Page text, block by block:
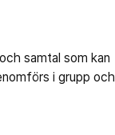
samtal som kan
i grupp och